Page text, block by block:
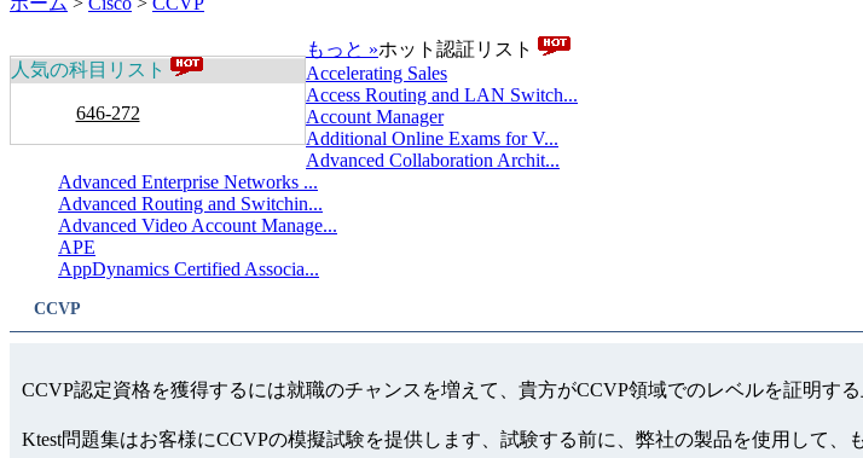
人気の科目リスト
646-272
もっと »ホット認証リスト
Accelerating Sales
Access Routing and LAN Switch...
Account Manager
Additional Online Exams for V...
Advanced Collaboration Archit...
Advanced Enterprise Networks ...
Advanced Routing and Switchin...
Advanced Video Account Manage...
APE
AppDynamics Certified Associa...
CCVP
CCVP認定資格を獲得するには就職のチャンスを増えて、貴方がCCVP領域でのレベルを証明す
Ktest問題集はお客様にCCVPの模擬試験を提供します、試験する前に、弊社の製品を使用して